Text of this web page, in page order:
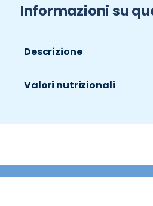
Informazioni su
Descrizione
Valori nutrizionali